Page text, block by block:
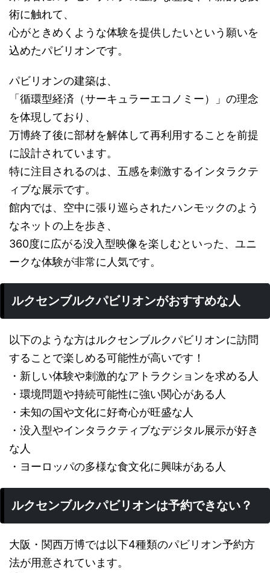
術に触れて、
心がときめくような体験を提供したいという願いを
込めたパビリオンです。
パビリオンの建築は、
「循環型経済（サーキュラーエコノミー）」の理念
を体現しており、
万博終了後に部材を解体して再利用することを前提
に設計されています。
特に注目されるのは、五感を刺激するインタラクテ
ィブな展示です。
館内では、空中に張り巡らされたハンモックのよう
なネットの上を歩き、
360度に広がる没入型映像を楽しむといった、ユニ
ークな体験が非常に人気です。
ルクセンブルクパビリオンがおすすめな人
以下のような方はルクセンブルクパビリオンに訪問
することで楽しめる可能性が高いです！
・新しい体験や刺激的なアトラクションを求める人
・環境問題や持続可能性に強い関心がある人
・未知の国や文化に好奇心が旺盛な人
・没入型やインタラクティブなデジタル展示が好き
な人
・ヨーロッパの多様な食文化に興味がある人
ルクセンブルクパビリオンは予約できない？
大阪・関西万博では以下4種類のパビリオン予約方
法が用意されています。